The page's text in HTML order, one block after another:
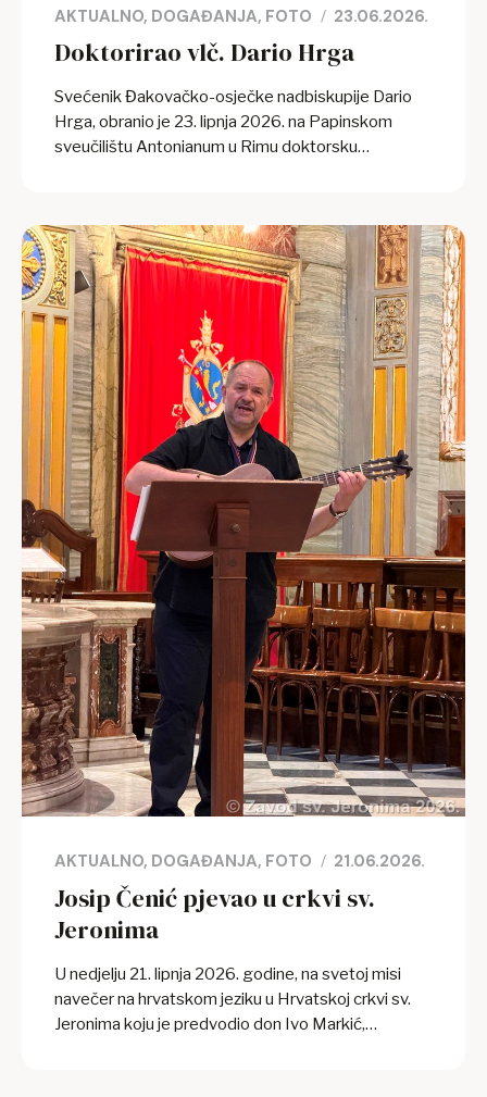
AKTUALNO DOGAĐANJA FOTO 23.06.2026.
Doktorirao vlč. Dario Hrga
Svećenik Đakovačko-osječke nadbiskupije Dario
Hrga, obranio je 23. lipnja 2026. na Papinskom
sveučilištu Antonianum u Rimu doktorsku
dell’istituto dei padrini nel CIC 1983 con speciale
riferimento de lege lata e de iure condendo nella
Conferenza Episcopale Croata“. Ispitnu komisiju za
obranu doktorske disertacije činili su: prof. Michele
Sardella, OFM, kao mentor, prof. Alexis Roland
Akouété Lawson, OFM, kao prvi sumentor i prof.
Nicola Violante, OFM, kao drugi sumentor. Obrani
doktorata prisustvovali su roditelji vlč. Darija, Antun i
Branka Hrga, sestra Darija Vračević s obitelji, mons.
Đuro Hranić, nadbiskup i metropolit đakovačko-
osječki,...
AKTUALNO DOGAĐANJA FOTO 21.06.2026.
Josip Čenić pjevao u crkvi sv.
Jeronima
U nedjelju 21. lipnja 2026. godine, na svetoj misi
navečer na hrvatskom jeziku u Hrvatskoj crkvi sv.
Jeronima koju je predvodio don Ivo Markić,